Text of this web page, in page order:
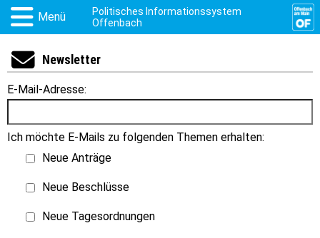
Menü
Politisches Informationssystem
Offenbach
Newsletter
E-Mail-Adresse:
Ich möchte E-Mails zu folgenden Themen erhalten:
Neue Anträge
Neue Beschlüsse
Neue Tagesordnungen